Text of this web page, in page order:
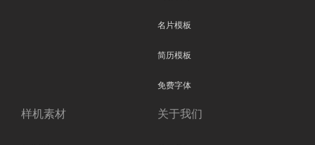
名片模板
简历模板
免费字体
样机素材 关于我们